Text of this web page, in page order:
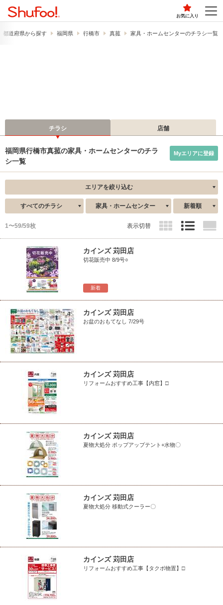
お気に入り
都道府県から探す 福岡県 行橋市 真菰 家具・ホームセンターのチラシ一覧
チラシ 店舗
福岡県行橋市真菰の家具・ホームセンターのチラ
シ一覧
Myエリアに登録
エリアを絞り込む
すべてのチラシ 家具・ホームセンター 新着順
1〜59/59枚 表示切替
新着
カインズ 苅田店
切花販売中 8/9号○
カインズ 苅田店
お盆のおもてなし 7/29号
カインズ 苅田店
リフォームおすすめ工事【内窓】□
カインズ 苅田店
夏物大処分 ポップアップテント+水物〇
カインズ 苅田店
夏物大処分 移動式クーラー〇
カインズ 苅田店
リフォームおすすめ工事【タクボ物置】□